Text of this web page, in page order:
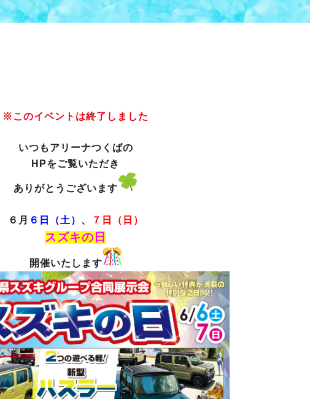
※このイベントは終了しました
いつもアリーナつくばの
HPをご覧いただき
ありがとうございます
６月 ６日（土） 、 ７日（日）
スズキの日
開催いたします